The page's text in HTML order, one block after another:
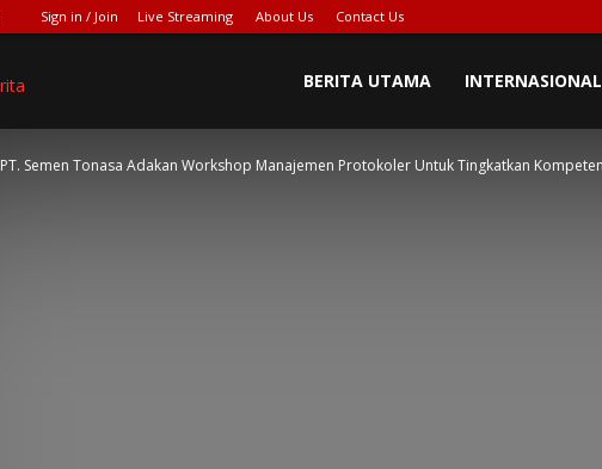
Sign in / Join Live Streaming About Us Contact Us
NEWS[DOT]COM
BERITA UTAMA INTERNASIONAL
PT. Semen Tonasa Adakan Workshop Manajemen Protokoler Untuk Tingkatkan